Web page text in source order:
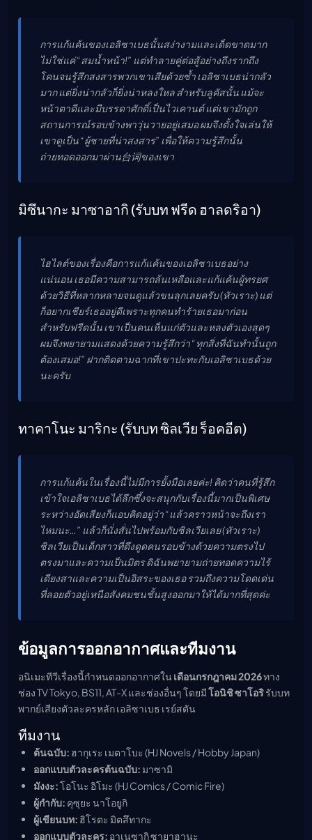
การแก้แค้นของเอลิซาเบธนั้นสง่างามและเด็ดขาดมาก
ไม่ใช่แค่ “สมน้ำหน้า!” แต่ทำลายคู่ต่อสู้อย่างถึงรากถึง
โคนจนรู้สึกสงสารพวกเขาเสียด้วยซ้ำ เอลิซาเบธน่ากลัว
มาก แต่ยิ่งน่ากลัวก็ยิ่งน่าหลงใหล สำหรับลูคัสนั้น แม้จะ
หน้าตาดีและมีบรรดาศักดิ์เป็นไวเคานต์ แต่เขามักถูก
สถานการณ์รอบข้างพาวุ่นวายอยู่เสมอ ผมจึงตั้งใจเล่นให้
เขาดูเป็น “ผู้ชายที่น่าสงสาร” เพื่อให้ความรู้สึกนั้น
ถ่ายทอดออกมาผ่าน台词ของเขา
มิซึนากะ มาซาอากิ (รับบท ฟรีด ฮาลดริอา)
ไฮไลต์ของเรื่องคือการแก้แค้นของเอลิซาเบธอย่าง
แน่นอน เธอมีความสามารถล้นเหลือและแก้แค้นผู้ทรยศ
ด้วยวิธีที่หลากหลายจนดูแล้วขนลุกเลยครับ (หัวเราะ) แต่
ก็อยากเชียร์เธออยู่ดีเพราะทุกคนทำร้ายเธอมาก่อน
สำหรับฟรีดนั้น เขาเป็นคนเห็นแก่ตัวและหลงตัวเองสุดๆ
ผมจึงพยายามแสดงด้วยความรู้สึกว่า “ทุกสิ่งที่ฉันทำนั้นถูก
ต้องเสมอ!” ฝากติดตามฉากที่เขาปะทะกับเอลิซาเบธด้วย
นะครับ
ทาคาโนะ มาริกะ (รับบท ซิลเวีย ร็อคอีต)
การแก้แค้นในเรื่องนี้ไม่มีการยั้งมือเลยค่ะ! คิดว่าคนที่รู้สึก
เข้าใจเอลิซาเบธได้ลึกซึ้งจะสนุกกับเรื่องนี้มากเป็นพิเศษ
ระหว่างอัดเสียงก็แอบคิดอยู่ว่า “แล้วคราวหน้าจะถึงเรา
ไหมนะ…” แล้วก็นั่งสั่นไปพร้อมกับซิลเวียเลย (หัวเราะ)
ซิลเวียเป็นเด็กสาวที่ดึงดูดคนรอบข้างด้วยความตรงไป
ตรงมาและความเป็นมิตร ดิฉันพยายามถ่ายทอดความไร้
เดียงสาและความเป็นอิสระของเธอ รวมถึงความโดดเด่น
ที่ลอยตัวอยู่เหนือสังคมชนชั้นสูงออกมาให้ได้มากที่สุดค่ะ
ข้อมูลการออกอากาศและทีมงาน
อนิเมะทีวีเรื่องนี้กำหนดออกอากาศใน เดือนกรกฎาคม 2026ทาง
ช่อง TV Tokyo, BS11, AT-X และช่องอื่นๆ โดยมีโอนิชิ ซาโอริรับบท
พากย์เสียงตัวละครหลัก เอลิซาเบธ เรย์สตัน
ทีมงาน
ต้นฉบับ: ฮากุเระ เมตาโบะ (HJ Novels / Hobby Japan)
ออกแบบตัวละครต้นฉบับ: มาซามิ
มังงะ:โอโนะ อิโมะ (HJ Comics / Comic Fire)
ผู้กำกับ: คุซุยะ นาโอยูกิ
ผู้เขียนบท: ฮิโรตะ มิตสึทากะ
ออกแบบตัวละคร: อาเนซากิ ซายาฮานะ